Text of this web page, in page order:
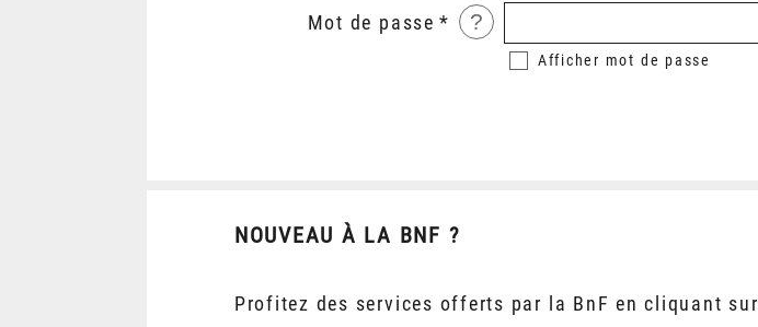
Mot de passe ?
Afficher mot de passe
NOUVEAU À LA BNF ?
Profitez des services offerts par la BnF en cliquant sur